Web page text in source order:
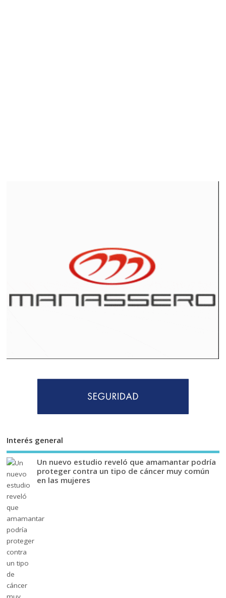
Interés general
Un nuevo estudio reveló que amamantar podría
proteger contra un tipo de cáncer muy común
en las mujeres